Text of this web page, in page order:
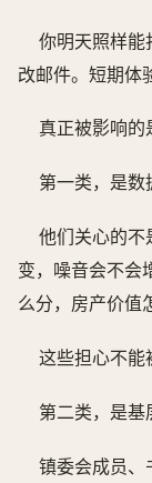
你明天照样能
改邮件。短期体
真正被影响的
第一类，是数
他们关心的不
变，噪音会不会
么分，房产价值
这些担心不能
第二类，是基
镇委会成员、